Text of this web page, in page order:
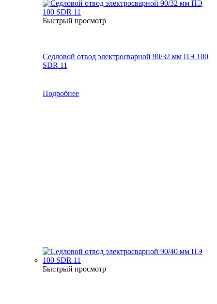
Быстрый просмотр
Седловой отвод электросварной 90/32 мм ПЭ 100
SDR 11
Подробнее
Быстрый просмотр